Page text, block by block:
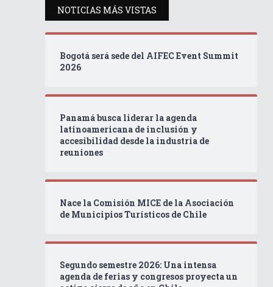
NOTICIAS MÁS VISTAS
Bogotá será sede del AIFEC Event Summit
2026
Panamá busca liderar la agenda
latinoamericana de inclusión y
accesibilidad desde la industria de
reuniones
Nace la Comisión MICE de la Asociación
de Municipios Turísticos de Chile
Segundo semestre 2026: Una intensa
agenda de ferias y congresos proyecta un